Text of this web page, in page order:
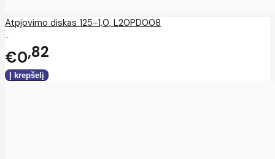
Atpjovimo diskas 125-1,0, L20PD008
..
€0 82